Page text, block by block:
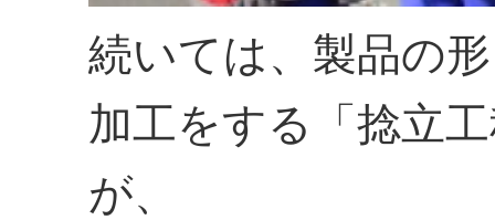
続いては、製品の
加工をする「捻立
が、